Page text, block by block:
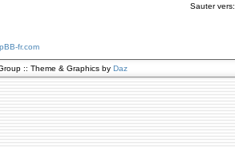
Sauter vers:
fr.com
:: Theme & Graphics by Daz